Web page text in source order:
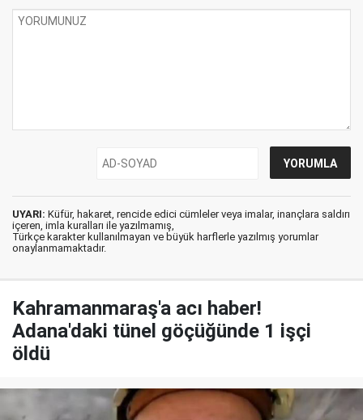
UYARI: Küfür, hakaret, rencide edici cümleler veya imalar, inançlara saldırı
içeren, imla kuralları ile yazılmamış,
Türkçe karakter kullanılmayan ve büyük harflerle yazılmış yorumlar
onaylanmamaktadır.
Kahramanmaraş'a acı haber!
Adana'daki tünel göçüğünde 1 işçi
öldü